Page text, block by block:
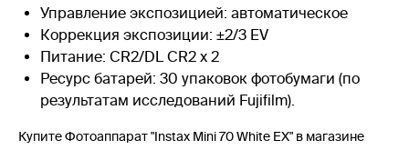
Управление экспозицией: автоматическое
Коррекция экспозиции: ±2/3 EV
Питание: CR2/DL CR2 х 2
Ресурс батарей: 30 упаковок фотобумаги (по
результатам исследований Fujifilm).
Купите Фотоаппарат "Instax Mini 70 White EX" в магазине